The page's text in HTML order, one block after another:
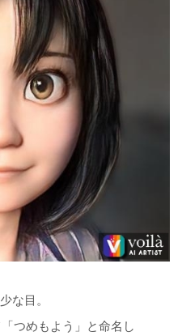
な目。
つめもよう」と命名し